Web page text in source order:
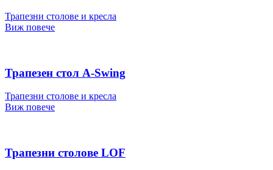
Трапезни столове и кресла
Виж повече
Трапезен стол A-Swing
Трапезни столове и кресла
Виж повече
Трапезни столове LOF